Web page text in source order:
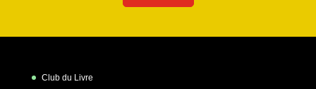
Club du Livre